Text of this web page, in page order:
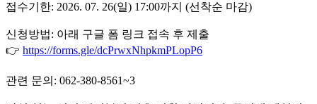
접수기한: 2026. 07. 26(일) 17:00까지 (선착순 마감)
신청방법: 아래 구글 폼 링크 접속 후 제출
👉 https://forms.gle/dcPrwxNhpkmPLopP6
관련 문의: 062-380-8561~3